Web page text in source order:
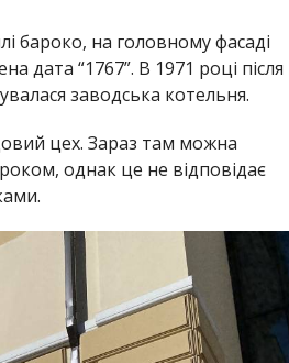
бароко, на головному фасаді
дата “1767”. В 1971 році після
заводська котельня.
цех. Зараз там можна
однак це не відповідає